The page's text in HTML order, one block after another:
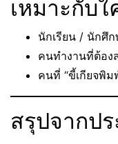
เหมาะกับ
นักเรียน / นักศึ
คนทำงานที่ต้อง
คนที่ “ขี้เกียจพิ
สรุปจากป